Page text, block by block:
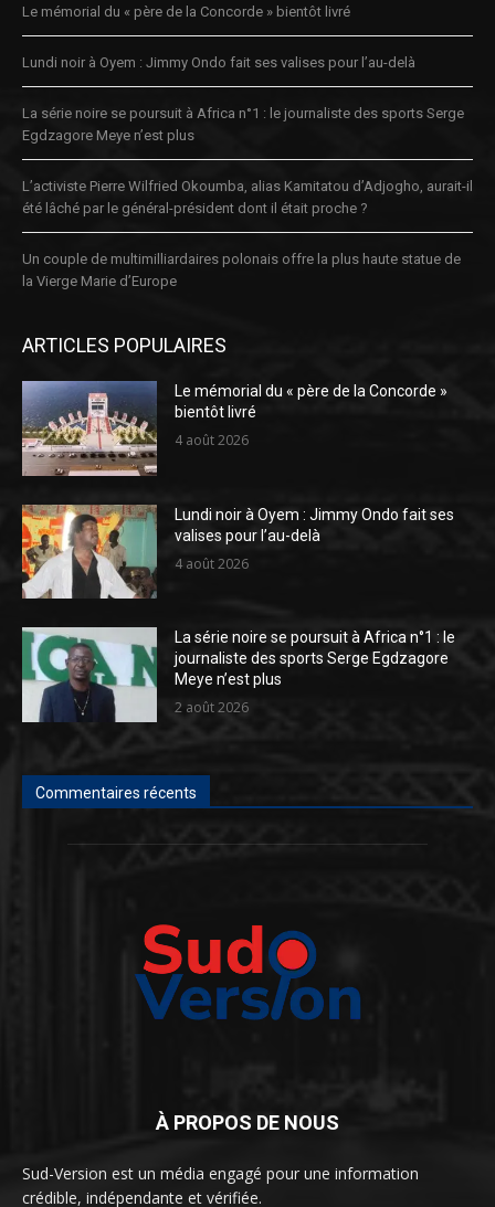
Le mémorial du « père de la Concorde » bientôt livré
Lundi noir à Oyem : Jimmy Ondo fait ses valises pour l’au-delà
La série noire se poursuit à Africa n°1 : le journaliste des sports Serge
Egdzagore Meye n’est plus
L’activiste Pierre Wilfried Okoumba, alias Kamitatou d’Adjogho, aurait-il
été lâché par le général-président dont il était proche ?
Un couple de multimilliardaires polonais offre la plus haute statue de
la Vierge Marie d’Europe
ARTICLES POPULAIRES
Le mémorial du « père de la Concorde »
bientôt livré
4 août 2026
Lundi noir à Oyem : Jimmy Ondo fait ses
valises pour l’au-delà
4 août 2026
La série noire se poursuit à Africa n°1 : le
journaliste des sports Serge Egdzagore
Meye n’est plus
2 août 2026
Commentaires récents
À PROPOS DE NOUS
Sud-Version est un média engagé pour une information
crédible, indépendante et vérifiée.